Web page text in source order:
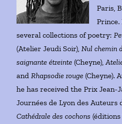
Paris,
several collections of poetry:
(Atelier Jeudi Soir),Nul chemin
saignante étreinte(Cheyne),
andRhapsodie rouge (Cheyne).
he has received the Prix Jean-
Journées de Lyon des Auteurs
Cathédrale des cochons